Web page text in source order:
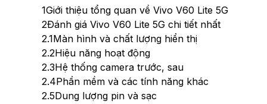
1Giới thiệu tổng quan về Vivo V60 Lite 5G
2Đánh giá Vivo V60 Lite 5G chi tiết nhất
2.1Màn hình và chất lượng hiển thị
2.2Hiệu năng hoạt động
2.3Hệ thống camera trước, sau
2.4Phần mềm và các tính năng khác
2.5Dung lượng pin và sạc